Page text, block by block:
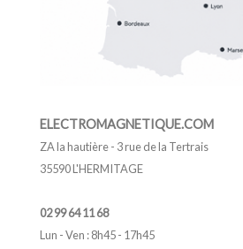
ELECTROMAGNETIQUE.COM
ZA la hautière - 3 rue de la Tertrais
35590 L'HERMITAGE
02 99 64 11 68
Lun - Ven : 8h45 - 17h45